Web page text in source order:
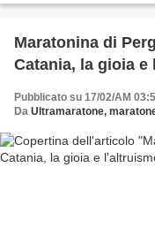
Maratonina di
Catania, la gioia
Pubblicato su 17/02/AM
Da Ultramaratone,